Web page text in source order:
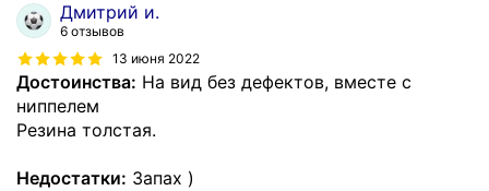
Дмитрий и.
6 отзывов
13 июня 2022
Достоинства: На вид без дефектов, вместе с
ниппелем
Резина толстая.
Недостатки: Запах )